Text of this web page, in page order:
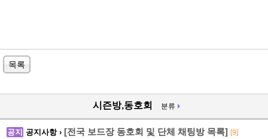
목록
시즌방,동호회 분류
공지 공지사항 › [전국 보드장 동호회 및 단체 채팅방 목록] [9]